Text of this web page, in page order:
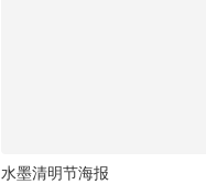
水墨清明节海报